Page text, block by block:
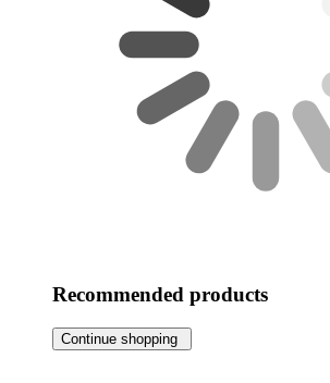
Recommended products
Continue shopping